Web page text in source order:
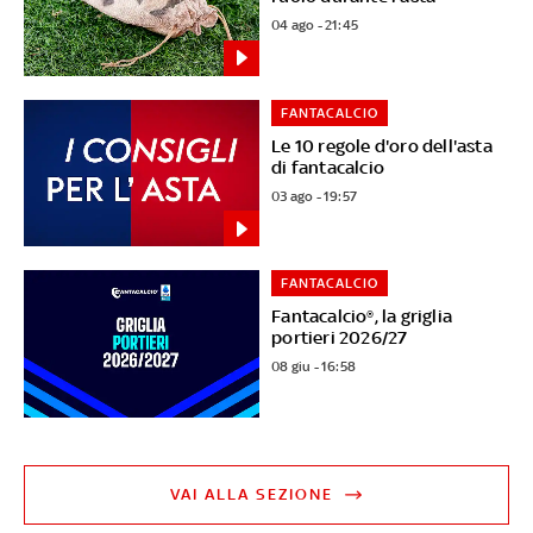
04 ago - 21:45
Le 10 regole d'oro dell'asta
di fantacalcio
FANTACALCIO
03 ago - 19:57
Fantacalcio®, la griglia
portieri 2026/27
FANTACALCIO
08 giu - 16:58
VAI ALLA SEZIONE